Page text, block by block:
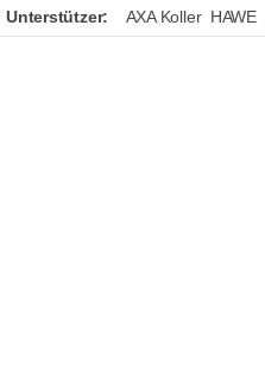
Unterstützer: AXA Koller HAWE